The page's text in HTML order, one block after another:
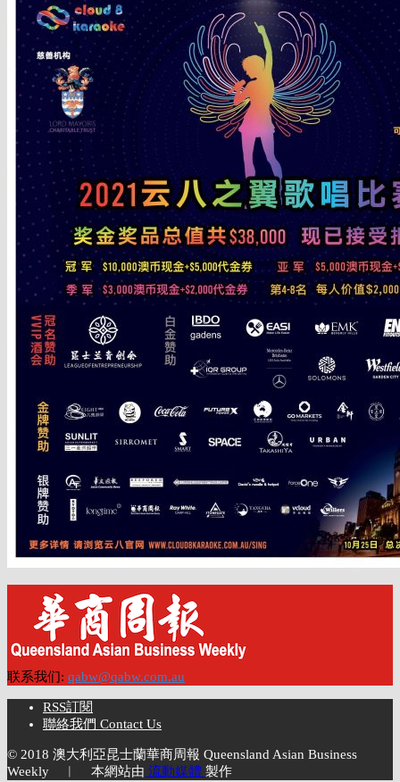
联系我们: qabw@qabw.com.au
RSS訂閱
聯絡我們 Contact Us
© 2018 澳大利亞昆士蘭華商周報 Queensland Asian Business
Weekly ︱ 本網站由 流動媒體 製作